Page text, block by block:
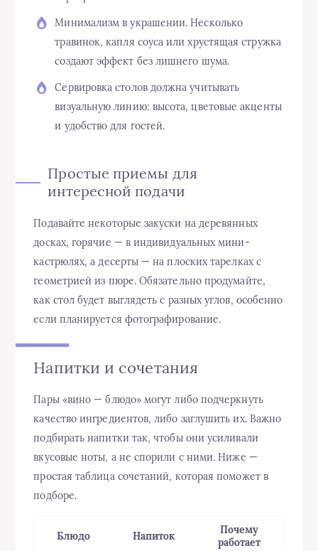
Минимализм в украшении. Несколько
травинок, капля соуса или хрустящая стружка
создают эффект без лишнего шума.
Сервировка столов должна учитывать
визуальную линию: высота, цветовые акценты
и удобство для гостей.
Простые приемы для
интересной подачи
Подавайте некоторые закуски на деревянных
досках, горячие — в индивидуальных мини-
кастрюлях, а десерты — на плоских тарелках с
геометрией из пюре. Обязательно продумайте,
как стол будет выглядеть с разных углов, особенно
если планируется фотографирование.
Напитки и сочетания
Пары «вино — блюдо» могут либо подчеркнуть
качество ингредиентов, либо заглушить их. Важно
подбирать напитки так, чтобы они усиливали
вкусовые ноты, а не спорили с ними. Ниже —
простая таблица сочетаний, которая поможет в
подборе.
Блюдо Напиток
Почему
работает